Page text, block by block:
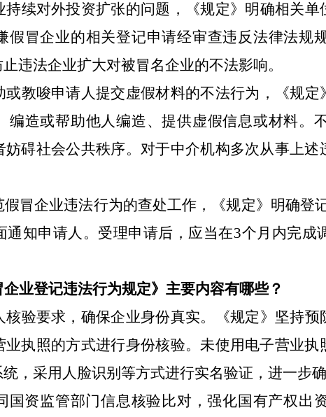
续对外投资扩张的问题，《规定》明确相关
假冒企业的相关登记申请经审查违反法律法规
违法企业扩大对被冒名企业的不法影响。
或教唆申请人提交虚假材料的不法行为，《规
编造或帮助他人编造、提供虚假信息或材料。
碍社会公共秩序。对于中介机构多次从事上
假冒企业违法行为的查处工作，《规定》明确登
通知申请人。受理申请后，应当在3个月内完
业登记违法行为规定》主要内容有哪些？
核验要求，确保企业身份真实。《规定》坚持
业执照的方式进行身份核验。未使用电子营业
，采用人脸识别等方式进行实名验证，进一步
国资监管部门信息核验比对，强化国有产权出